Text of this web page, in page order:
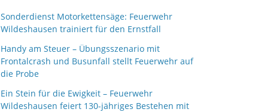
Sonderdienst Motorkettensäge: Feuerwehr
Wildeshausen trainiert für den Ernstfall
Handy am Steuer – Übungsszenario mit
Frontalcrash und Busunfall stellt Feuerwehr auf
die Probe
Ein Stein für die Ewigkeit – Feuerwehr
Wildeshausen feiert 130-jähriges Bestehen mit